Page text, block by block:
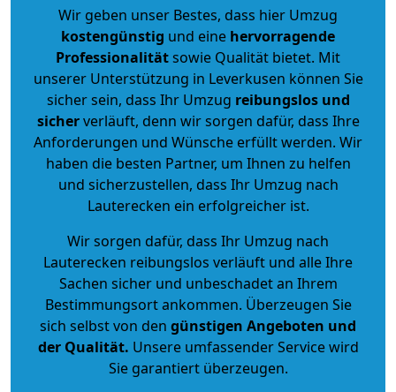
Wir geben unser Bestes, dass hier Umzug
kostengünstig und eine hervorragende
Professionalitätsowie Qualität bietet. Mit
unserer Unterstützung in Leverkusen können Sie
sicher sein, dass Ihr Umzug reibungslos und
sicherverläuft, denn wir sorgen dafür, dass Ihre
Anforderungen und Wünsche erfüllt werden. Wir
haben die besten Partner, um Ihnen zu helfen
und sicherzustellen, dass Ihr Umzug nach
Lauterecken ein erfolgreicher ist.
Wir sorgen dafür, dass Ihr Umzug nach
Lauterecken reibungslos verläuft und alle Ihre
Sachen sicher und unbeschadet an Ihrem
Bestimmungsort ankommen. Überzeugen Sie
sich selbst von den günstigen Angeboten und
der Qualität. Unsere umfassender Service wird
Sie garantiert überzeugen.